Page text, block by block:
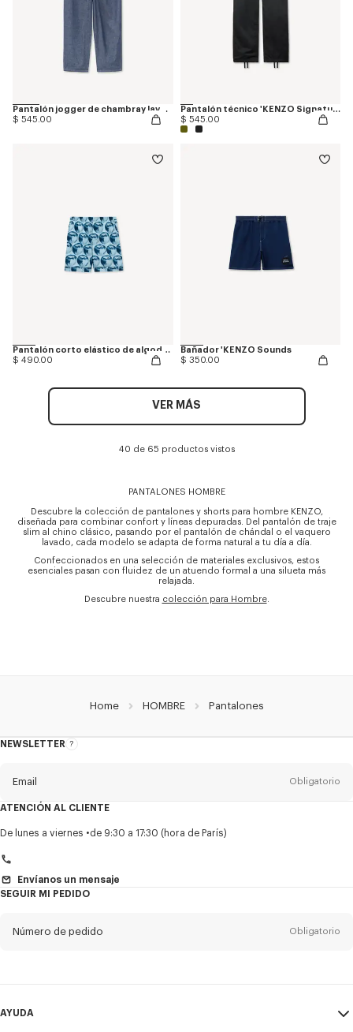
Pantalón jogger de chambray lavado 'KENZO Loves'
$ 545.00
Pantalón técnico 'KENZO Signature'
$ 545.00
Pantalón corto elástico de algodón 'KENZO Apple Pop'
$ 490.00
Bañador 'KENZO Sounds
$ 350.00
VER MÁS
40 de 65 productos vistos
PANTALONES HOMBRE
Descubre la colección de pantalones y shorts para hombre KENZO,
diseñada para combinar confort y líneas depuradas. Del pantalón de traje
slim al chino clásico, pasando por el pantalón de chándal o el vaquero
lavado, cada modelo se adapta de forma natural a tu día a día.
Confeccionados en una selección de materiales exclusivos, estos
esenciales pasan con fluidez de un atuendo formal a una silueta más
relajada.
Descubre nuestra colección para Hombre.
Home HOMBRE Pantalones
NEWSLETTER
Acerca
Email Obligatorio
TítuloObligatorio
ATENCIÓN AL CLIENTE
De lunes a viernes de 9:30 a 17:30 (hora de París)
Envíanos un mensaje
SEGUIR MI PEDIDO
Número de pedido Obligatorio
AYUDA